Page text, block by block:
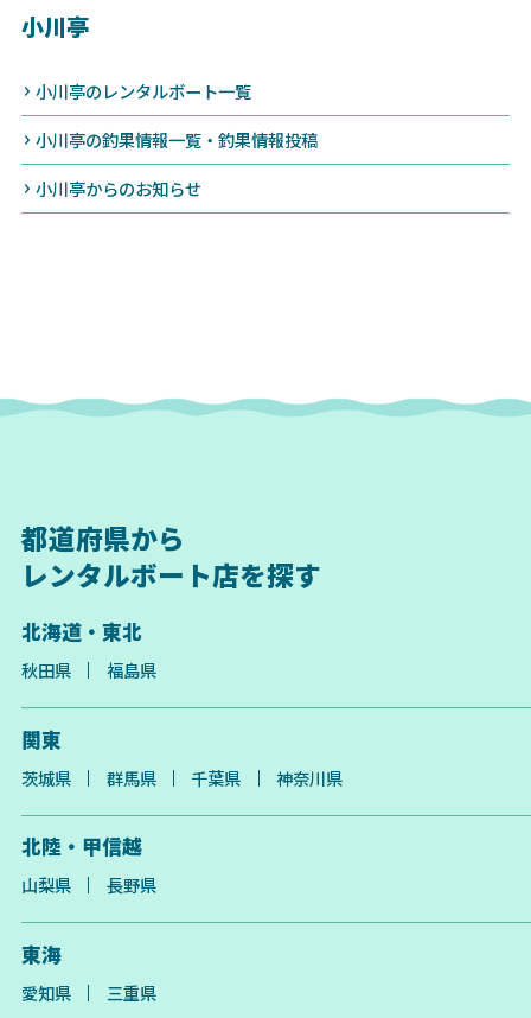
小川亭
小川亭のレンタルボート一覧
小川亭の釣果情報一覧・釣果情報投稿
小川亭からのお知らせ
都道府県から
レンタルボート店を探す
北海道・東北
秋田県 福島県
関東
茨城県 群馬県 千葉県 神奈川県
北陸・甲信越
山梨県 長野県
東海
愛知県 三重県